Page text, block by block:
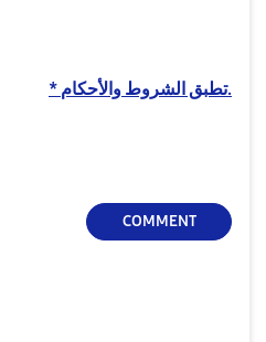
‎*‎ تطبق الشروط والأحكام.
COMMENT